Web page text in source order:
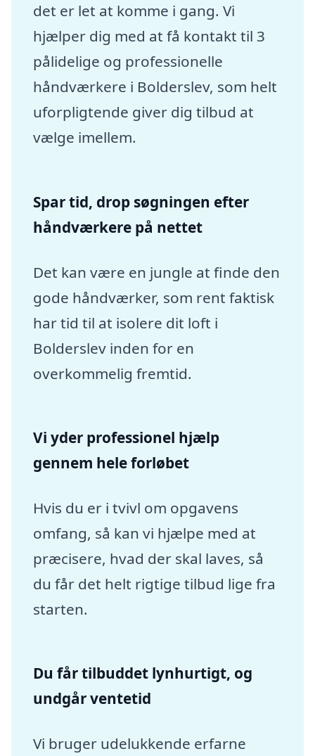
det er let at komme i gang. Vi
hjælper dig med at få kontakt til 3
pålidelige og professionelle
håndværkere i Bolderslev, som helt
uforpligtende giver dig tilbud at
vælge imellem.
Spar tid, drop søgningen efter
håndværkere på nettet
Det kan være en jungle at finde den
gode håndværker, som rent faktisk
har tid til at isolere dit loft i
Bolderslev inden for en
overkommelig fremtid.
Vi yder professionel hjælp
gennem hele forløbet
Hvis du er i tvivl om opgavens
omfang, så kan vi hjælpe med at
præcisere, hvad der skal laves, så
du får det helt rigtige tilbud lige fra
starten.
Du får tilbuddet lynhurtigt, og
undgår ventetid
Vi bruger udelukkende erfarne